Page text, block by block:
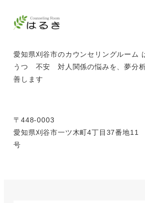
愛知県刈谷市のカウンセリングルーム
うつ 不安 対人関係の悩みを、夢分
善します
〒448-0003
愛知県刈谷市一ツ木町4丁目37番地
号